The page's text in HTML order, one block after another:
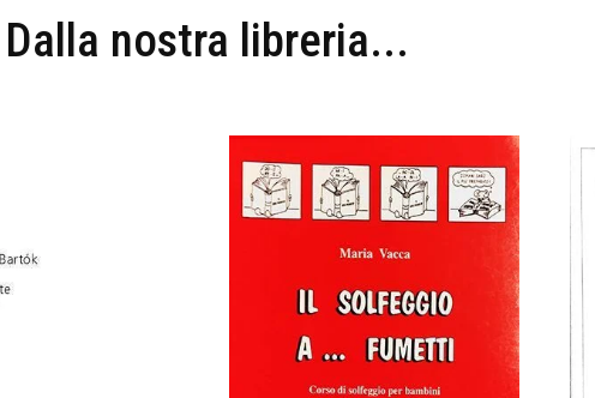
Dalla nostra libreria...